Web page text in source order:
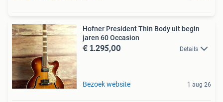
Hofner President Thin Body uit begin
jaren 60 Occasion
€ 1.295,00 Details
Bezoek website 1 aug 26